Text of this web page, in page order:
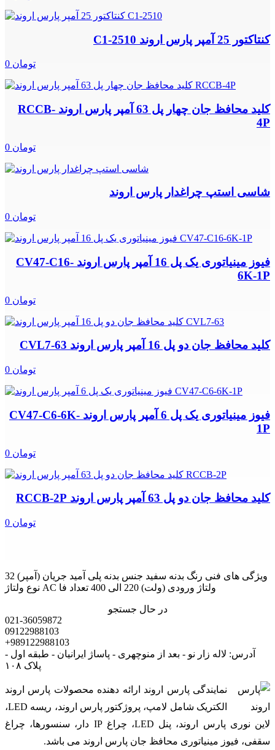
کنتاکتور 25 آمپر پارس اروند C1-2510
0 تومان
کلید محافظ جان چهار پل 63 آمپر پارس اروند RCCB-
4P
0 تومان
شاسی استپ چراغدار پارس اروند
0 تومان
فیوز مینیاتوری یک پل 16 آمپر پارس اروند CV47-C16-
6K-1P
0 تومان
کلید محافظ جان دو پل 16 آمپر پارس اروند CVL7-63
0 تومان
فیوز مینیاتوری یک پل 6 آمپر پارس اروند CV47-C6-6K-
1P
0 تومان
کلید محافظ جان دو پل 63 آمپر پارس اروند RCCB-2P
0 تومان
ویژگی های فنی رنگ بدنه سفید جنس بدنه پلی آمید جریان (آمپر) 32
نوع ولتاژ AC ولتاژ ورودی (ولت) 220 الی 400 تعداد فا
در حال جستجو
021-36059872
09122988103
+989122988103
آدرس: لاله زار نو - بعد از منوچهری - پاساژ ایرانیان - طبقه اول -
پلاک ۱۰۸
نمایندگی پارس اروند ارائه دهنده محصولات پارس اروند
الکتریک شامل لامپ، پروژکتور پارس اروند، ریسه LED،
لاین نوری پارس اروند، پنل LED، چراغ IP دار، سنسورها، چراغ
سقفی، فیوز مینیاتوری محافظ جان پارس اروند می باشد.